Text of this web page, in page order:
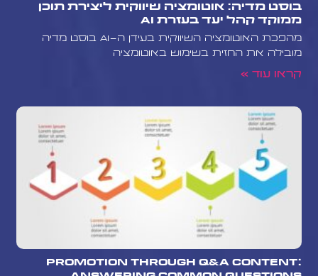
בוסט מדיה: אוטומציה שיווקית ליצירת תוכן
ממוקד קהל יעד בעזרת AI
מהפכת האוטומציה השיווקית בעידן ה-AI בוסט מדיה
מובילה את החזית בשימוש באוטומציה
קראו עוד »
Promotion Through Q&A Content: